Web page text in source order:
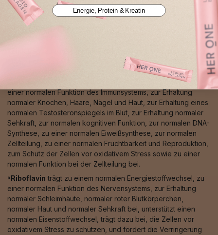
des Nervensystems, zum Schutz der Zellen vor oxidativem
Stress, zur normalen Pigmentierung von Haut und Haaren, zum
normalen Eisentransport sowie zu einer normalen
einem normalen Makronährstoff-, Kohlenhydrat-, Fettsäure-
und Proteinstoffwechsel, zu einem normalen Vitamin-A-
Stoffwechsel, zu einem normalen Energiestoffwechsel, zu
einer normalen Funktion des Immunsystems, zur Erhaltung
normaler Knochen, Haare, Nägel und Haut, zur Erhaltung eines
normalen Testosteronspiegels im Blut, zur Erhaltung normaler
Sehkraft, zur normalen kognitiven Funktion, zur normalen DNA-
Synthese, zu einer normalen Eiweißsynthese, zur normalen
Zellteilung, zu einer normalen Fruchtbarkeit und Reproduktion,
zum Schutz der Zellen vor oxidativem Stress sowie zu einer
normalen Funktion bei der Zellteilung bei.
⁹Riboflavin trägt zu einem normalen Energiestoffwechsel, zu
einer normalen Funktion des Nervensystems, zur Erhaltung
normaler Schleimhäute, normaler roter Blutkörperchen,
normaler Haut und normaler Sehkraft bei, unterstützt einen
normalen Eisenstoffwechsel, trägt dazu bei, die Zellen vor
oxidativem Stress zu schützen, und fördert die Verringerung
Energie, Protein & Kreatin